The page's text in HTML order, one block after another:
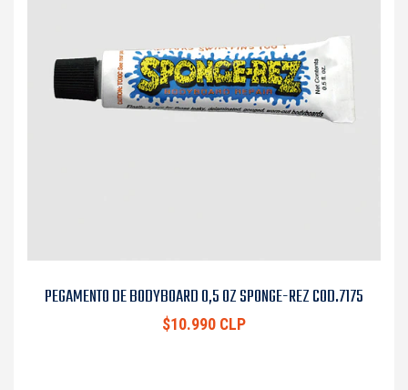
PEGAMENTO DE BODYBOARD 0,5 OZ SPONGE-REZ COD.7175
$10.990 CLP